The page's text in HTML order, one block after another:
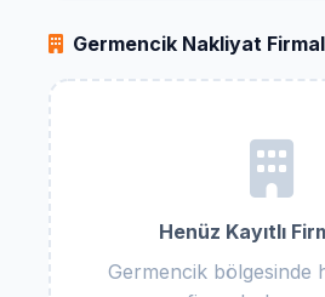
Germencik Nakliyat
Henüz Kayıtlı
Germencik bölgesinde